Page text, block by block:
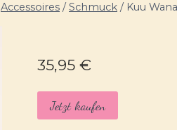
Accessoires / Schmuck / Kuu
35,95 €
Jetzt kaufen